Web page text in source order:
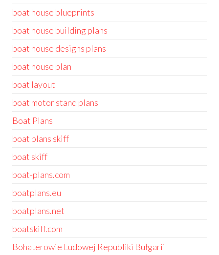
boat house blueprints
boat house building plans
boat house designs plans
boat house plan
boat layout
boat motor stand plans
Boat Plans
boat plans skiff
boat skiff
boat-plans.com
boatplans.eu
boatplans.net
boatskiff.com
Bohaterowie Ludowej Republiki Bułgarii